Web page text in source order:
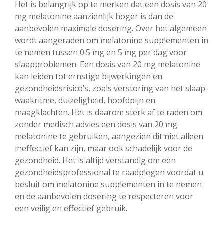
Het is belangrijk op te merken dat een dosis van 20
mg melatonine aanzienlijk hoger is dan de
aanbevolen maximale dosering. Over het algemeen
wordt aangeraden om melatonine supplementen in
te nemen tussen 0.5 mg en 5 mg per dag voor
slaapproblemen. Een dosis van 20 mg melatonine
kan leiden tot ernstige bijwerkingen en
gezondheidsrisico’s, zoals verstoring van het slaap-
waakritme, duizeligheid, hoofdpijn en
maagklachten. Het is daarom sterk af te raden om
zonder medisch advies een dosis van 20 mg
melatonine te gebruiken, aangezien dit niet alleen
ineffectief kan zijn, maar ook schadelijk voor de
gezondheid. Het is altijd verstandig om een
gezondheidsprofessional te raadplegen voordat u
besluit om melatonine supplementen in te nemen
en de aanbevolen dosering te respecteren voor
een veilig en effectief gebruik.